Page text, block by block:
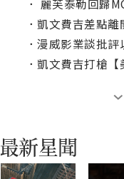
． 麗芙泰勒回歸
． 凱文費吉差點離
． 漫威影業談批評
． 凱文費吉打槍【